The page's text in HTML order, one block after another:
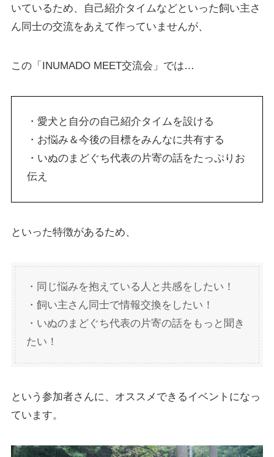
いているため、自己紹介タイムなどといった飼い主さ
ん同士の交流をあえて作っていませんが、
この「INUMADO MEET交流会」では…
・愛犬と自分の自己紹介タイムを設ける
・お悩み＆今後の目標をみんなに共有する
・いぬのまどぐち代表の片寄の話をたっぷりお
伝え
といった特徴があるため、
・同じ悩みを抱えている人と共感をしたい！
・飼い主さん同士で情報交換をしたい！
・いぬのまどぐち代表の片寄の話をもっと聞き
たい！
という参加者さんに、オススメできるイベントになっ
ています。